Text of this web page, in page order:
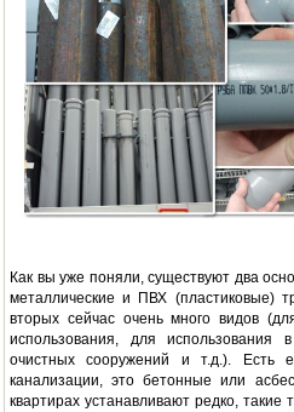
Как вы уже поняли, существуют два
металлические и ПВХ (пластиковые)
вторых сейчас очень много видов
использования, для использования
очистных сооружений и т.д.).
канализации, это бетонные или
квартирах устанавливают редко,